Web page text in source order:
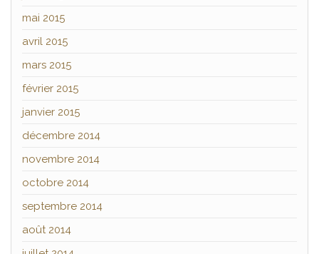
mai 2015
avril 2015
mars 2015
février 2015
janvier 2015
décembre 2014
novembre 2014
octobre 2014
septembre 2014
août 2014